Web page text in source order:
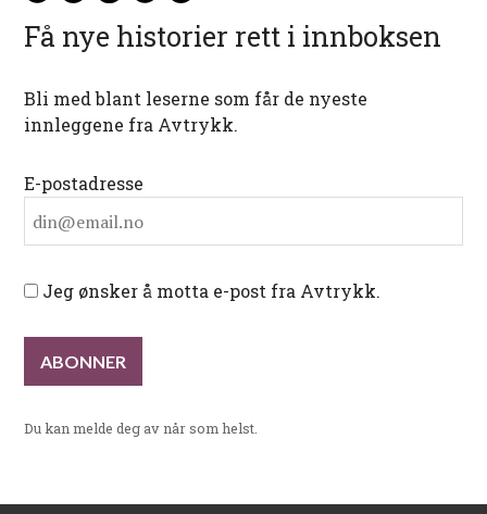
Få nye historier rett i innboksen
Bli med blant leserne som får de nyeste
innleggene fra Avtrykk.
E-postadresse
Jeg ønsker å motta e-post fra Avtrykk.
Du kan melde deg av når som helst.